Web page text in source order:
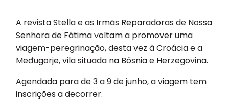
A revista Stella e as Irmãs Reparadoras de Nossa
Senhora de Fátimavoltam a promover uma
viagem-peregrinação, desta vez à Croácia e a
Međugorje, vila situada na Bósnia e Herzegovina.
Agendada para de 3 a 9 de junho, a viagem tem
inscrições a decorrer.